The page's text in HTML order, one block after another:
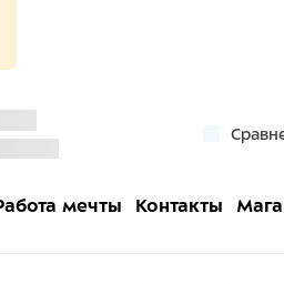
мечты Контакты